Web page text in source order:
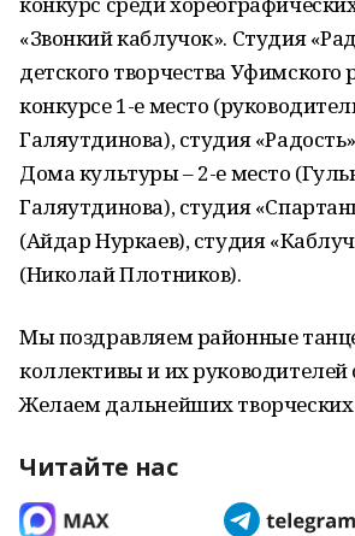
«Звонкий каблучок». Студия
детского творчества Уфимского
конкурсе 1-е место
Галяутдинова), студия
Дома культуры – 2-е место
Галяутдинова), студия
(Айдар Нуркаев), студия
(Николай Плотников).
Мы поздравляем районные
коллективы и их руководителей
Желаем дальнейших творческих
Читайте нас